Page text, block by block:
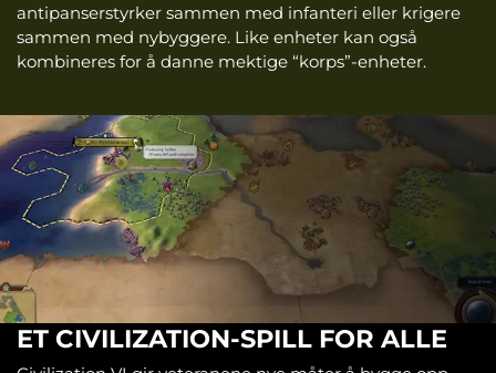
antipanserstyrker sammen med infanteri eller krigere
sammen med nybyggere. Like enheter kan også
kombineres for å danne mektige “korps”-enheter.
ET CIVILIZATION-SPILL FOR ALLE